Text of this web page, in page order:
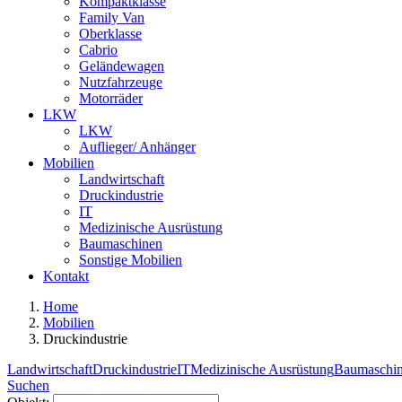
Family Van
Oberklasse
Cabrio
Geländewagen
Nutzfahrzeuge
Motorräder
LKW
LKW
Auflieger/ Anhänger
Mobilien
Landwirtschaft
Druckindustrie
IT
Medizinische Ausrüstung
Baumaschinen
Sonstige Mobilien
Kontakt
Home
Mobilien
Druckindustrie
LandwirtschaftDruckindustrieITMedizinische Ausrüstung
Suchen